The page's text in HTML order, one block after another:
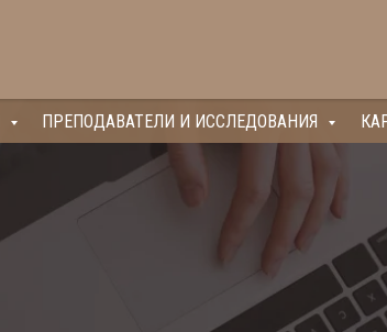
ПРЕПОДАВАТЕЛИ И ИССЛЕДОВАНИЯ